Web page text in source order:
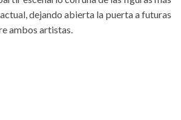
dejando abierta la puerta a futuras
ambos artistas.